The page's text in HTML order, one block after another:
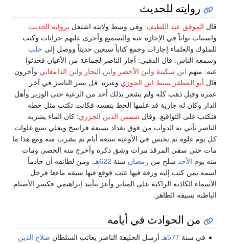
روايته للحديث
قال الموفق عبد اللطيف: وفي وسط ولايته اشتغل برواية الحديث
واستناب نواباً في الإجازة عنه والتسميع وأجرى عليهم جرايات وكتب
للملوك والعلماء إجازات وجمع كتاباً سبعين حديثاً ووصل إلى حلب
وسمعه الناس. قال الذهبي: أجاز الناصر لجماعة من الأعيان فحدثوا
عنه: منهم ابن سكينة وابن الأخضر وابن النجار وابن الدامغاني وآخرون.
قال أبو المظفر سبط ابن الجوزي وغيره: قل بصر الناصر في آخر
عمره وقيل ذهب كله ولم يشعر بذلك أحد من الرعية حتى الوزير وأهل
الدار وكان له جارية قد علمها الخط بنفسه فكانت تكتب مثل خطه
فتكتب على التواقيع. وقال شمس الدين الجزري: كان الماء يشربه
الناصر تأتي به الدواب من فوق بغداد بسبعة فراسخ ويغلي سبع غلوات
كل يوم غلوة ثم يحبس في الأوعية سبعة أيام ثم يشرب منه ومع هذا ما
مات حتى سقي المرقد مرات وشق ذكره وأخرج منه الحصى ومات
منه يوم الأحد سلخ من رمضان سنة 622هـ
. ومن لطائفه أن خادماً
اسمه يمن كتب إليه ورقة فيها عتب فوقع فيها سيفه ماءها فرجل
الأسماء الكاذبة الراكبة على المنابر وأعز بتأييد إبراهيمي فكسر الأصنام
الباطنة بسيفه الطاهر.
من الحوادث في أيامه
في سنة 577هـ أرسل الخليفة الناصر يعاتب السلطان صلاح الدين